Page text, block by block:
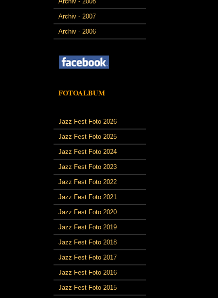
Archiv - 2007
Archiv - 2006
FOTOALBUM
Jazz Fest Foto 2026
Jazz Fest Foto 2025
Jazz Fest Foto 2024
Jazz Fest Foto 2023
Jazz Fest Foto 2022
Jazz Fest Foto 2021
Jazz Fest Foto 2020
Jazz Fest Foto 2019
Jazz Fest Foto 2018
Jazz Fest Foto 2017
Jazz Fest Foto 2016
Jazz Fest Foto 2015